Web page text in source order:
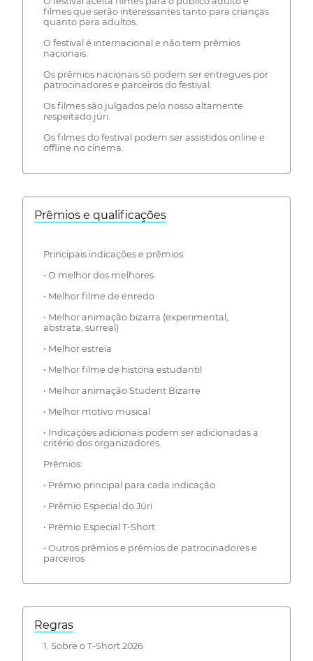
filmes que serão interessantes tanto para crianças
quanto para adultos.
O festival é internacional e não tem prêmios
nacionais.
Os prêmios nacionais só podem ser entregues por
patrocinadores e parceiros do festival.
Os filmes são julgados pelo nosso altamente
respeitado júri.
Os filmes do festival podem ser assistidos online e
offline no cinema.
Prêmios e qualificações
Principais indicações e prêmios:
• O melhor dos melhores
• Melhor filme de enredo
• Melhor animação bizarra (experimental,
abstrata, surreal)
• Melhor estreia
• Melhor filme de história estudantil
• Melhor animação Student Bizarre
• Melhor motivo musical
• Indicações adicionais podem ser adicionadas a
critério dos organizadores.
Prêmios:
• Prêmio principal para cada indicação
• Prêmio Especial do Júri
• Prêmio Especial T-Short
• Outros prêmios e prêmios de patrocinadores e
parceiros
Regras
1. Sobre o T-Short 2026